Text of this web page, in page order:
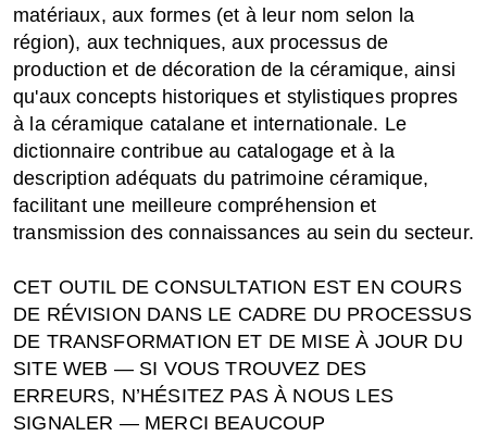
matériaux, aux formes (et à leur nom selon la
région), aux techniques, aux processus de
production et de décoration de la céramique, ainsi
qu'aux concepts historiques et stylistiques propres
à la céramique catalane et internationale. Le
dictionnaire contribue au catalogage et à la
description adéquats du patrimoine céramique,
facilitant une meilleure compréhension et
transmission des connaissances au sein du secteur.
CET OUTIL DE CONSULTATION EST EN COURS
DE RÉVISION DANS LE CADRE DU PROCESSUS
DE TRANSFORMATION ET DE MISE À JOUR DU
SITE WEB — SI VOUS TROUVEZ DES
ERREURS, N’HÉSITEZ PAS À NOUS LES
SIGNALER — MERCI BEAUCOUP